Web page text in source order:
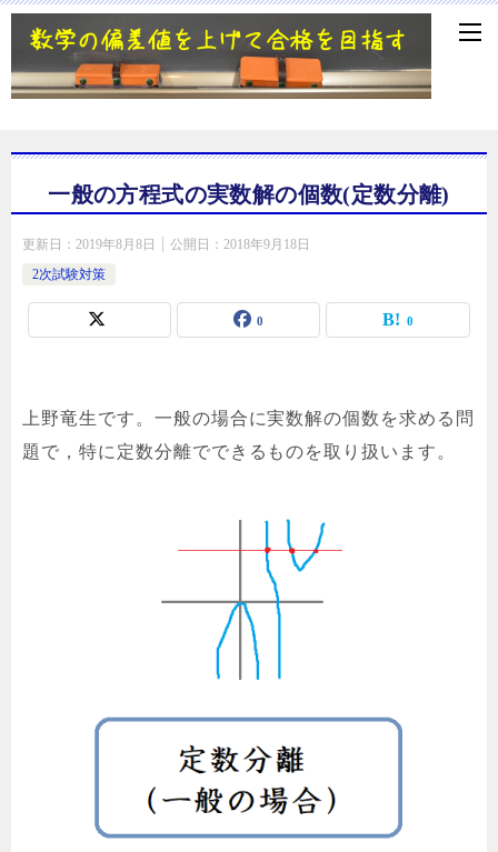
一般の方程式の実数解の個数(定数分離)
更新日： 2019年8月8日 公開日： 2018年9月18日
2次試験対策
0 0
上野竜生です。一般の場合に実数解の個数を求める問
題で，特に定数分離でできるものを取り扱います。